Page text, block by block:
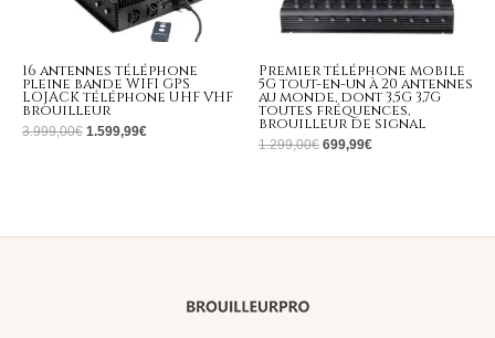
16 antennes téléphone
pleine bande WIFI GPS
LOJACK téléphone UHF VHF
brouilleur
3.999,00€ 1.599,99€
Premier téléphone mobile
5G tout-en-un à 20 antennes
au monde, dont 3,5G 3,7G
toutes fréquences,
brouilleur de signal
1.299,00€ 699,99€